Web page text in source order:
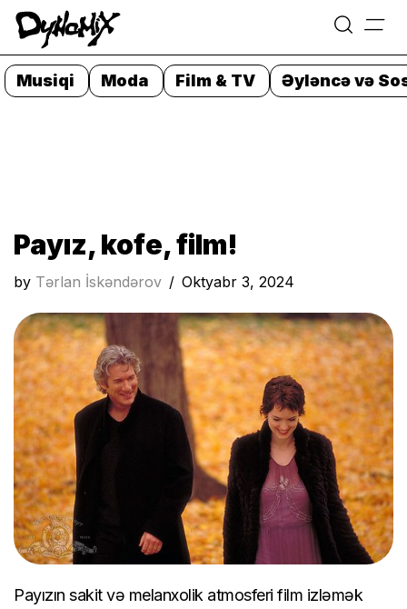
Skip
to
content
=
Musiqi Moda Film & TV Əyləncə və
Payız, kofe, film!
by Tərlan İskəndərov Oktyabr 3, 2024
Payızın sakit və melanxolik atmosferi film izləmək